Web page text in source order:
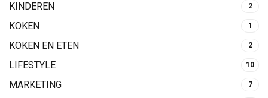
KINDEREN 2
KOKEN 1
KOKEN EN ETEN 2
LIFESTYLE 10
MARKETING 7